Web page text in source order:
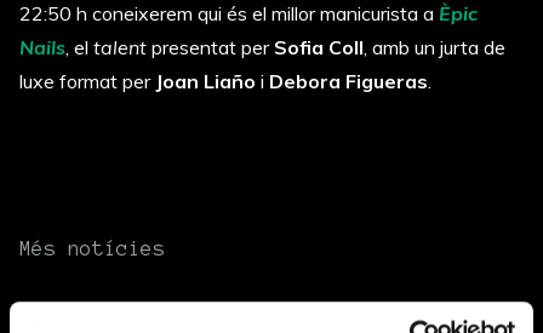
22:50 h coneixerem qui és el millor manicurista a Èpic
Nails, el talent presentat per Sofia Coll, amb un jurta de
luxe format per Joan Liaño i Debora Figueras.
Més notícies